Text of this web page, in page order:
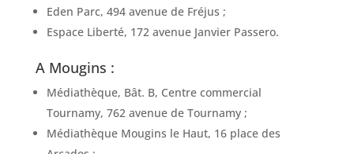
Eden Parc, 494 avenue de Fréjus ;
Espace Liberté, 172 avenue Janvier Passero.
A Mougins :
Médiathèque, Bât. B, Centre commercial
Tournamy, 762 avenue de Tournamy ;
Médiathèque Mougins le Haut, 16 place des